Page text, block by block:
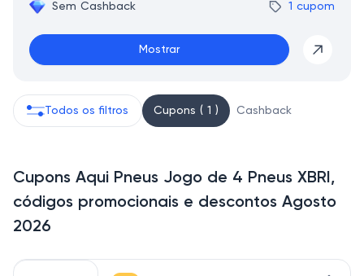
Sem Cashback 1 cupom
Mostrar
Todos os filtros Cupons ( 1 ) Cashback
Cupons Aqui Pneus Jogo de 4 Pneus XBRI,
códigos promocionais e descontos Agosto
2026